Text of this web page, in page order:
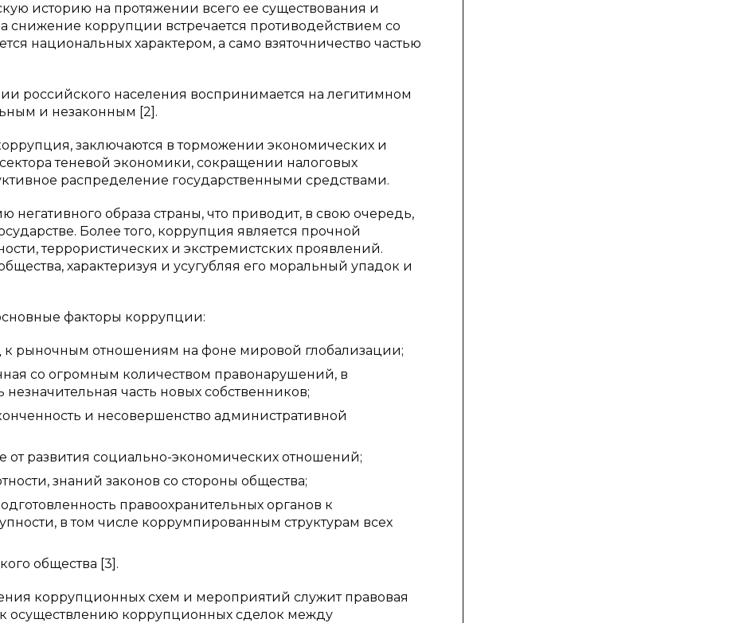
историю на протяжении всего ее существования и
снижение коррупции встречается противодействием со
национальных характером, а само взяточничество частью
российского населения воспринимается на легитимном
и незаконным [2].
заключаются в торможении экономических и
теневой экономики, сокращении налоговых
распределение государственными средствами.
образа страны, что приводит, в свою очередь,
Более того, коррупция является прочной
террористических и экстремистских проявлений.
характеризуя и усугубляя его моральный упадок и
факторы коррупции:
рыночным отношениям на фоне мировой глобализации;
со огромным количеством правонарушений, в
часть новых собственников;
и несовершенство административной
от развития социально-экономических отношений;
знаний законов со стороны общества;
правоохранительных органов к
в том числе коррумпированным структурам всех
общества [3].
коррупционных схем и мероприятий служит правовая
осуществлению коррупционных сделок между